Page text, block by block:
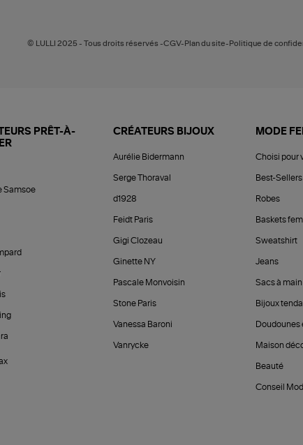
© LULLI 2025 - Tous droits réservés -CGV-Plan du site-Politique de
PRÊT-À-
Samsoe
CRÉATEURS BIJOUX
Aurélie Bidermann
Serge Thoraval
d1928
Feidt Paris
Gigi Clozeau
Ginette NY
Pascale Monvoisin
Stone Paris
Vanessa Baroni
Vanrycke
MODE
Choisi pour
Best-Sellers
Robes
Baskets
Sweatshirt
Jeans
Sacs à main
Bijoux
Doudounes
Maison
Beauté
Conseil